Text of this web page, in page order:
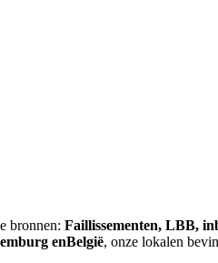
bronnen: Faillissementen, LBB,
enBelgië, onze lokalen